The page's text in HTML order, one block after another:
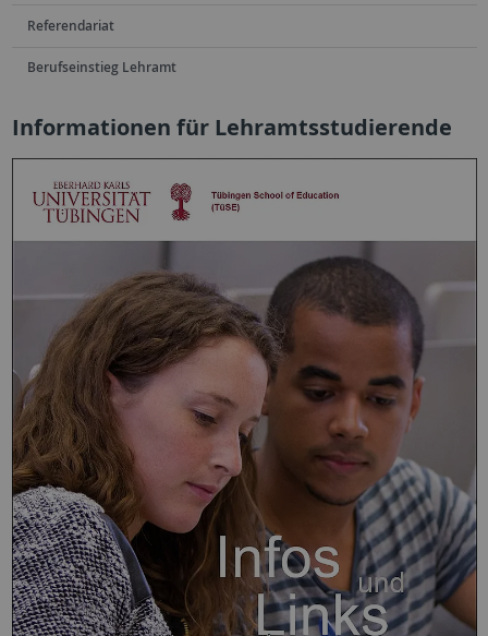
Referendariat
Berufseinstieg Lehramt
Informationen für Lehramtsstudierende